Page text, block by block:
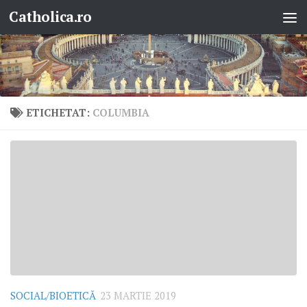
Skip to content
Catholica.ro
ETICHETAT: COLUMBIA
SOCIAL/BIOETICĂ 23 MARTIE 2019